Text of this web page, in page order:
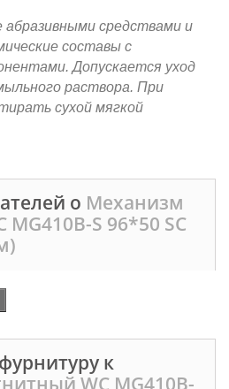
абразивными средствами и
составы с
Допускается уход
раствора. При
сухой мягкой
о Механизм
S 96*50 SC
к
WC MG410B-